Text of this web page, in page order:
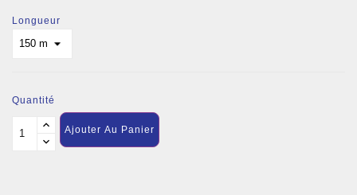
Longueur
Quantité
Ajouter Au Panier